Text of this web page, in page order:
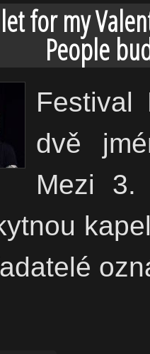
for my
People
Festival
dvě
Mezi